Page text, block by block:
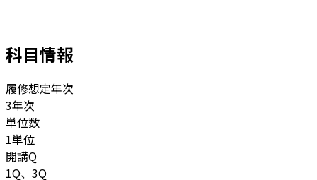
科目情報
履修想定年次
3年次
単位数
1単位
開講Q
1Q、3Q